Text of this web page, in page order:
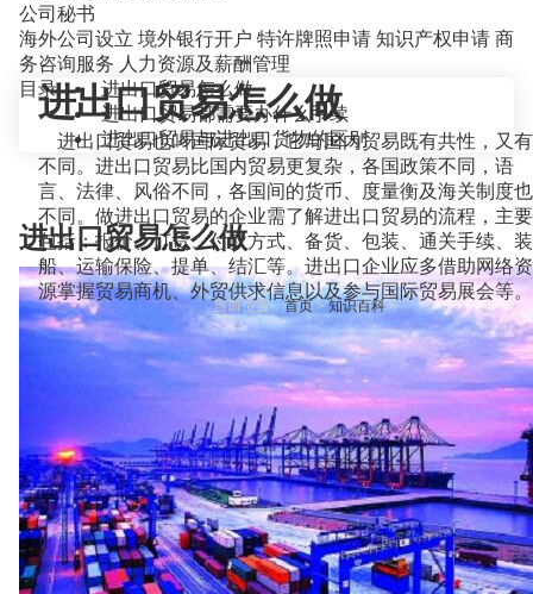
公司秘书
海外公司设立 境外银行开户 特许牌照申请 知识产权申请 商
务咨询服务 人力资源及薪酬管理
当前位置： 首页>知识百科>
进出口贸易怎么做
进出口贸易也叫国际贸易，它与国内贸易既有共性，又有
不同。进出口贸易比国内贸易更复杂，各国政策不同，语
言、法律、风俗不同，各国间的货币、度量衡及海关制度也
不同。做进出口贸易的企业需了解进出口贸易的流程，主要
包括：报价、订货、付款方式、备货、包装、通关手续、装
船、运输保险、提单、结汇等。进出口企业应多借助网络资
源掌握贸易商机、外贸供求信息以及参与国际贸易展会等。
目录
进出口贸易怎么做
进出口贸易都需要办什么手续
进出口贸易与进出口货物的区别
进出口贸易怎么做